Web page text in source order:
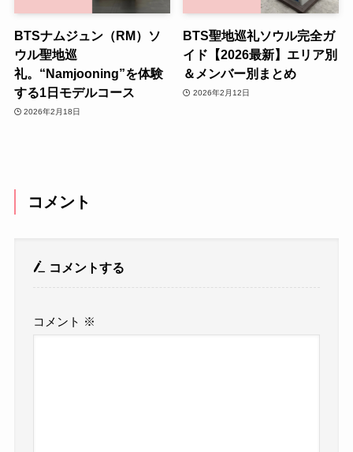
BTSナムジュン（RM）ソ
ウル聖地巡
礼。“Namjooning”を体験
する1日モデルコース
2026年2月18日
BTS聖地巡礼ソウル完全ガ
イド【2026最新】エリア別
＆メンバー別まとめ
2026年2月12日
コメント
コメントする
コメント ※